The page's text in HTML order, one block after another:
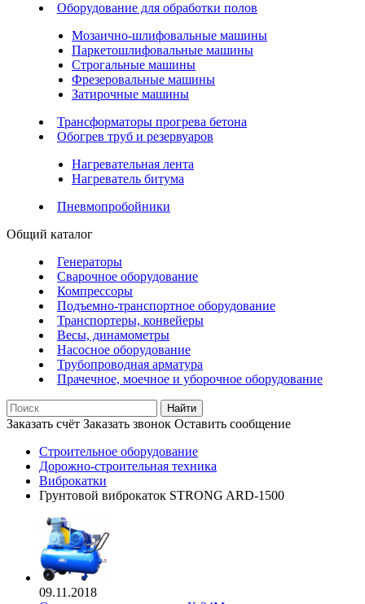
Оборудование для обработки полов
Мозаично-шлифовальные машины
Паркетошлифовальные машины
Строгальные машины
Фрезеровальные машины
Затирочные машины
Трансформаторы прогрева бетона
Обогрев труб и резервуаров
Нагревательная лента
Нагреватель битума
Пневмопробойники
Общий каталог
Генераторы
Сварочное оборудование
Компрессоры
Подъемно-транспортное оборудование
Транспортеры, конвейеры
Весы, динамометры
Насосное оборудование
Трубопроводная арматура
Прачечное, моечное и уборочное оборудование
Найти
Заказать счёт Заказать звонок Оставить сообщение
Строительное оборудование
Дорожно-строительная техника
Виброкатки
Грунтовой виброкаток STRONG ARD-1500
09.11.2018